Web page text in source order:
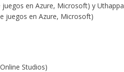
en Azure, Microsoft) y Uthappa
juegos en Azure, Microsoft)
Studios)